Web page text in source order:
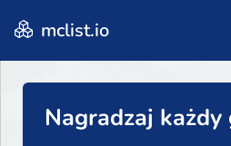
mclist.io
Nagradzaj każdy